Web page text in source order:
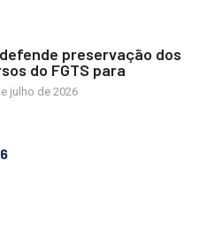
defende preservação dos
do FGTS para
julho de 2026